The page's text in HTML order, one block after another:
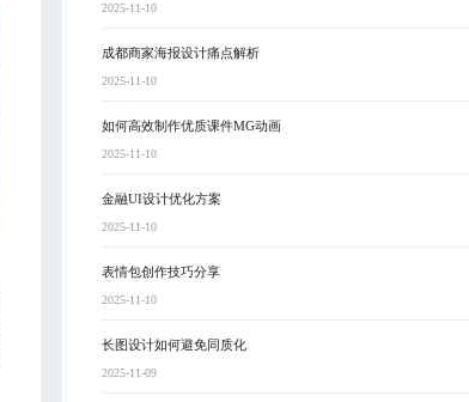
2025-11-10
成都商家海报设计痛点解析
2025-11-10
如何高效制作优质课件MG动画
2025-11-10
金融UI设计优化方案
2025-11-10
表情包创作技巧分享
2025-11-10
长图设计如何避免同质化
2025-11-09